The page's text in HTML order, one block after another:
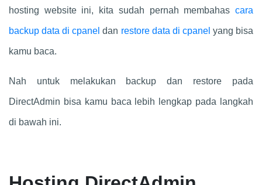
hosting website ini, kita sudah pernah membahas cara
backup data di cpanel dan restore data di cpanel yang bisa
kamu baca.
Nah untuk melakukan backup dan restore pada
DirectAdmin bisa kamu baca lebih lengkap pada langkah
di bawah ini.